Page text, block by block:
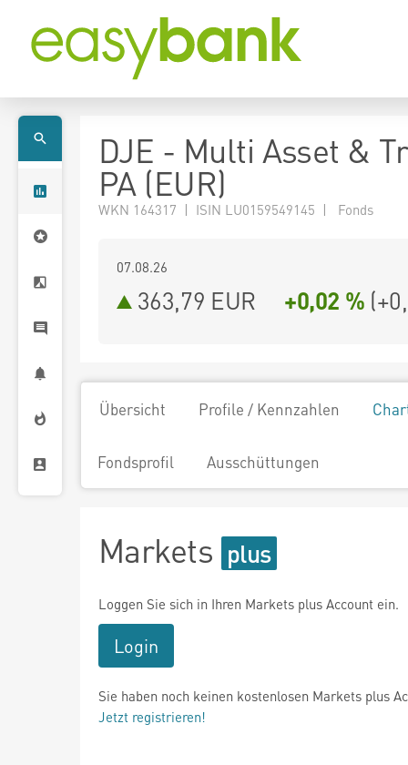
DJE - Multi Asset &
PA (EUR)
WKN 164317 | ISIN LU0159549145 | Fonds
07.08.26
363,79 EUR +0,02 % (
Übersicht Profile / Kennzahlen
Fondsprofil Ausschüttungen
Markets
Loggen Sie sich in Ihren Markets plus Account ein.
Login
Sie haben noch keinen kostenlosen Markets plus
Jetzt registrieren!